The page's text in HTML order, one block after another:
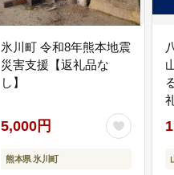
氷川町 令和8年熊本地震
災害支援【返礼品な
し】
5,000円
熊本県 氷川町